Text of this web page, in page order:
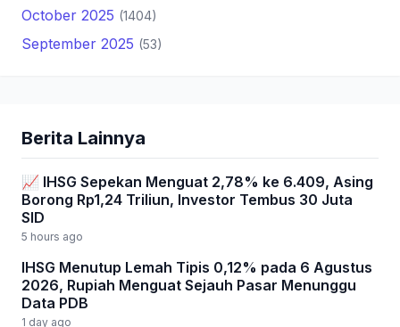
October 2025 (1404)
September 2025 (53)
Berita Lainnya
📈 IHSG Sepekan Menguat 2,78% ke 6.409, Asing
Borong Rp1,24 Triliun, Investor Tembus 30 Juta
SID
5 hours ago
IHSG Menutup Lemah Tipis 0,12% pada 6 Agustus
2026, Rupiah Menguat Sejauh Pasar Menunggu
Data PDB
1 day ago